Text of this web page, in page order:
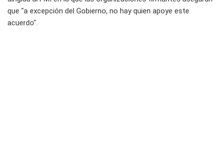
que "a excepción del Gobierno, no hay quien apoye este
acuerdo".